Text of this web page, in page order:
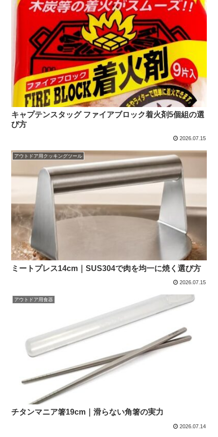
キャプテンスタッグ ファイアブロック着火剤5個組の選
び方
2026.07.15
アウトドア用クッキングツール
ミートプレス14cm｜SUS304で肉を均一に焼く選び方
2026.07.15
アウトドア用食器
チタンマニア箸19cm｜滑らない角箸の実力
2026.07.14